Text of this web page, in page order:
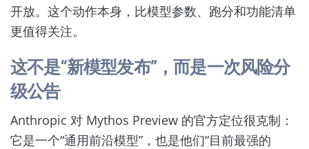
开放。这个动作本身，比模型参数、跑分和功能清单
更值得关注。
这不是“新模型发布”，而是一次风险分
级公告
Anthropic 对 Mythos Preview 的官方定位很克制：
它是一个“通用前沿模型”，也是他们“目前最强的